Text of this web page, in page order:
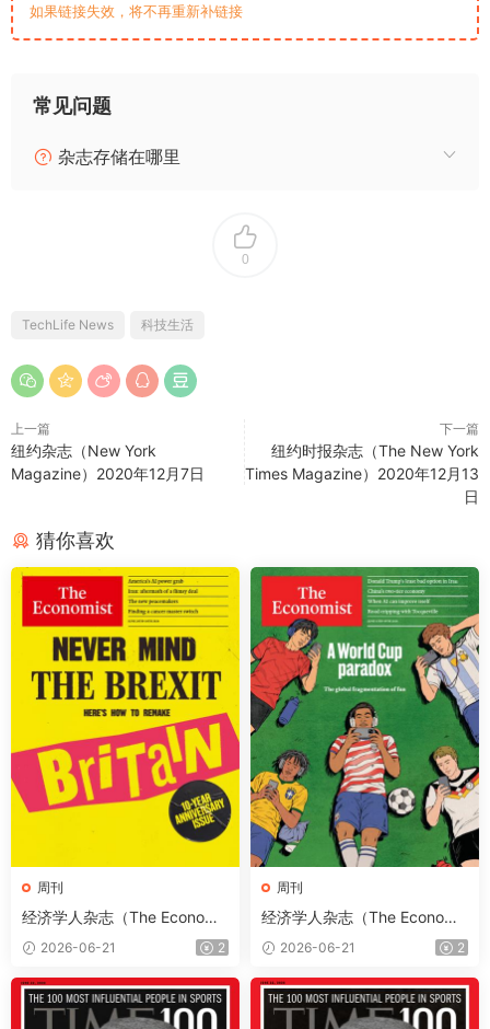
如果链接失效，将不再重新补链接
常见问题
杂志存储在哪里
0
TechLife News 科技生活
上一篇
纽约杂志（New York
Magazine）2020年12月7日
下一篇
纽约时报杂志（The New York
Times Magazine）2020年12月13
日
猜你喜欢
周刊
经济学人杂志（The Economis
t）2026年6月20日（PDF版
+音频+Kindle版）
2026-06-21 2
周刊
经济学人杂志（The Economis
t）2026年6月13日（PDF版
+音频+Kindle版）
2026-06-21 2